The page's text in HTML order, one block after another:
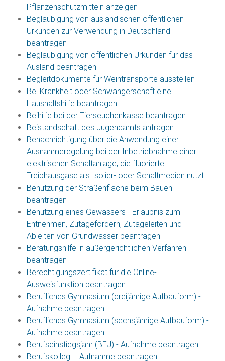
Pflanzenschutzmitteln anzeigen
Beglaubigung von ausländischen öffentlichen
Urkunden zur Verwendung in Deutschland
beantragen
Beglaubigung von öffentlichen Urkunden für das
Ausland beantragen
Begleitdokumente für Weintransporte ausstellen
Bei Krankheit oder Schwangerschaft eine
Haushaltshilfe beantragen
Beihilfe bei der Tierseuchenkasse beantragen
Beistandschaft des Jugendamts anfragen
Benachrichtigung über die Anwendung einer
Ausnahmeregelung bei der Inbetriebnahme einer
elektrischen Schaltanlage, die fluorierte
Treibhausgase als Isolier- oder Schaltmedien nutzt
Benutzung der Straßenfläche beim Bauen
beantragen
Benutzung eines Gewässers - Erlaubnis zum
Entnehmen, Zutagefördern, Zutageleiten und
Ableiten von Grundwasser beantragen
Beratungshilfe in außergerichtlichen Verfahren
beantragen
Berechtigungszertifikat für die Online-
Ausweisfunktion beantragen
Berufliches Gymnasium (dreijährige Aufbauform) -
Aufnahme beantragen
Berufliches Gymnasium (sechsjährige Aufbauform) -
Aufnahme beantragen
Berufseinstiegsjahr (BEJ) - Aufnahme beantragen
Berufskolleg – Aufnahme beantragen